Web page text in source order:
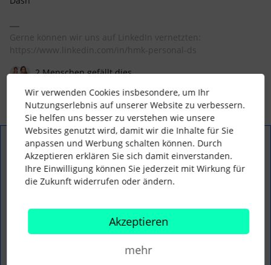
Gerne können wir uns auf LinkedIn vernetzten:
https://www.linkedin.com/in/hmk-personal-ds
2 Menschen gefällt dies
Roman L Forum|Forum|1 year ago
Hallo ​@SarahNTE,
die Idee von ​@SarahHenist auf jeden Fall eine Möglichkeit.
aus dem Kollegium als Beurteilungstyp zu nutzen. Hier
kannst Du dann die Mitarbeitenden hinzufügen, die bewertet
werden sollen und anschließend entscheiden wer bewerten
soll. Dies hat sich in der Vergangenheit beim Thema
Wir verwenden Cookies insbesondere, um Ihr
Nutzungserlebnis auf unserer Website zu verbessern.
Sie helfen uns besser zu verstehen wie unsere
Websites genutzt wird, damit wir die Inhalte für Sie
anpassen und Werbung schalten können. Durch
Akzeptieren erklären Sie sich damit einverstanden.
Ihre Einwilligung können Sie jederzeit mit Wirkung für
die Zukunft widerrufen oder ändern.
Akzeptieren
mehr